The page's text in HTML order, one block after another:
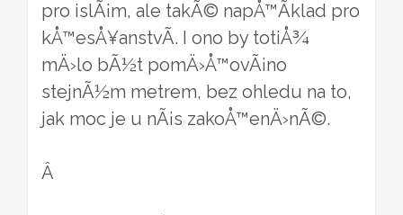
pro islÃ¡m, ale takÃ© napÅ™Ã­klad pro
kÅ™esÅ¥anstvÃ­. I ono by totiÅ¾
mÄ›lo bÃ½t pomÄ›Å™ovÃ¡no
stejnÃ½m metrem, bez ohledu na to,
jak moc je u nÃ¡s zakoÅ™enÄ›nÃ©.
Â